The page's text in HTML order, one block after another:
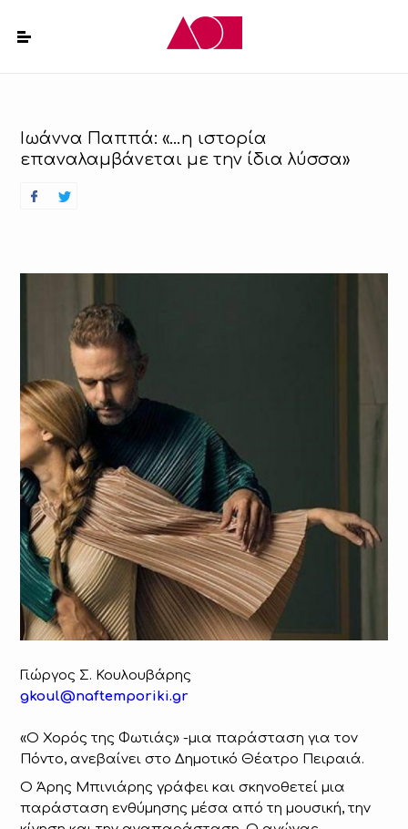
Ιωάννα Παππά: «…η ιστορία
επαναλαμβάνεται με την ίδια λύσσα»
Γιώργος Σ. Κουλουβάρης
gkoul@naftemporiki.gr
«Ο Χορός της Φωτιάς» -μια παράσταση για τον
Πόντο, ανεβαίνει στο Δημοτικό Θέατρο Πειραιά.
Ο Άρης Μπινιάρης γράφει και σκηνοθετεί μια
παράσταση ενθύμησης μέσα από τη μουσική, την